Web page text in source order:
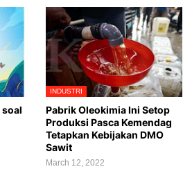
soal
INDUSTRI
Pabrik Oleokimia Ini Setop
Produksi Pasca Kemendag
Tetapkan Kebijakan DMO
Sawit
March 12, 2022